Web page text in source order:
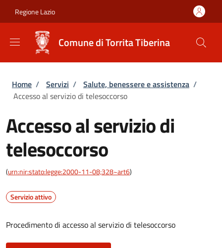
Regione Lazio
Comune di Torrita Tiberina
Briciole di pane
Home / Servizi / Salute, benessere e assistenza /
Accesso al servizio di telesoccorso
Accesso al servizio di
telesoccorso
(urn:nir:stato:legge:2000-11-08;328~art6)
Servizio attivo
Procedimento di accesso al servizio di telesoccorso